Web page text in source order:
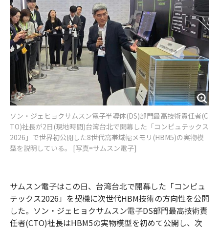
ソン・ジェヒョクサムスン電子半導体(DS)部門最高技術責任者(C
TO)社長が2日(現地時間)台湾台北で開幕した「コンピュテックス
2026」で世界初公開した8世代高帯域幅メモリ(HBM5)の実物模
型を説明している。 [写真=サムスン電子]
サムスン電子はこの日、台湾台北で開幕した「コンピュ
テックス2026」を契機に次世代HBM技術の方向性を公開
した。ソン・ジェヒョクサムスン電子DS部門最高技術責
任者(CTO)社長はHBM5の実物模型を初めて公開し、次